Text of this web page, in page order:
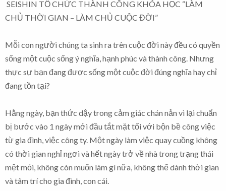
SEISHIN TỔ CHỨC THÀNH CÔNG KHÓA HỌC “LÀM
CHỦ THỜI GIAN – LÀM CHỦ CUỘC ĐỜI”
Mỗi con người chúng ta sinh ra trên cuộc đời này đều có quyền
sống một cuộc sống ý nghĩa, hạnh phúc và thành công. Nhưng
thực sự bạn đang được sống một cuộc đời đúng nghĩa hay chỉ
đang tồn tại?
Hằng ngày, bạn thức dậy trong cảm giác chán nản vì lại chuẩn
bị bước vào 1 ngày mới đầu tắt mặt tối với bộn bề công việc
từ gia đình, việc công ty. Một ngày làm việc quay cuồng không
có thời gian nghỉ ngơi và hết ngày trở về nhà trong trạng thái
mệt mỏi, không còn muốn làm gì nữa, không thể dành thời gian
và tâm trí cho gia đình, con cái.